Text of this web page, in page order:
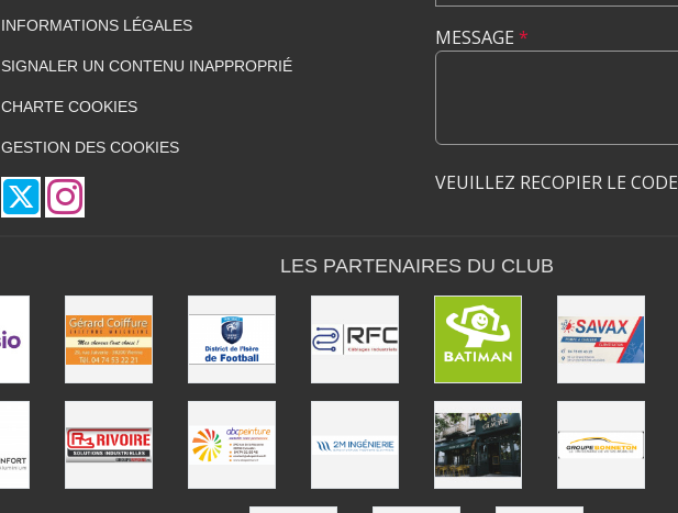
INFORMATIONS LÉGALES
SIGNALER UN CONTENU INAPPROPRIÉ
CHARTE COOKIES
GESTION DES COOKIES
MESSAGE *
VEUILLEZ RECOPIER LE CODE
LES PARTENAIRES DU CLUB